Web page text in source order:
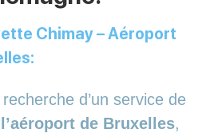
Chimay – Aéroport
d’un service de
l’aéroport de Bruxelles,